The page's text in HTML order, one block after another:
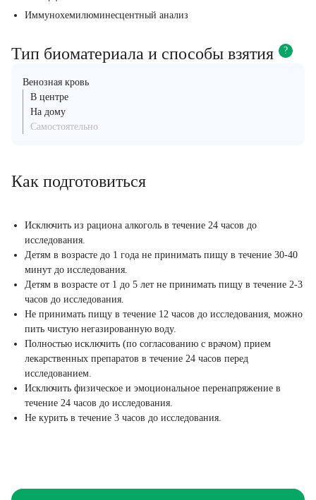
Иммунохемилюминесцентный анализ
Тип биоматериала и способы взятия ?
Венозная кровь
В центре
На дому
Самостоятельно
Как подготовиться
Исключить из рациона алкоголь в течение 24 часов до
исследования.
Детям в возрасте до 1 года не принимать пищу в течение 30-40
минут до исследования.
Детям в возрасте от 1 до 5 лет не принимать пищу в течение 2-3
часов до исследования.
Не принимать пищу в течение 12 часов до исследования, можно
пить чистую негазированную воду.
Полностью исключить (по согласованию с врачом) прием
лекарственных препаратов в течение 24 часов перед
исследованием.
Исключить физическое и эмоциональное перенапряжение в
течение 24 часов до исследования.
Не курить в течение 3 часов до исследования.